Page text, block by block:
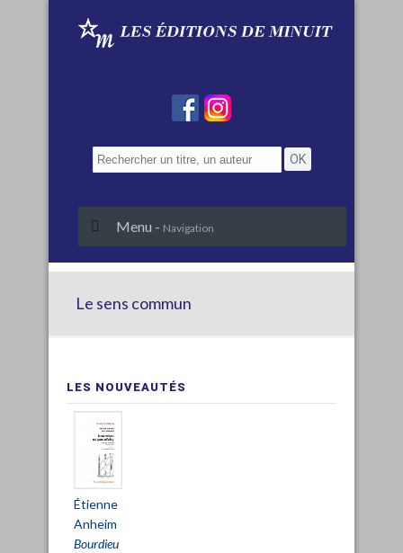
Menu - Navigation
Le sens commun
LES NOUVEAUTÉS
Étienne
Anheim
Bourdieu